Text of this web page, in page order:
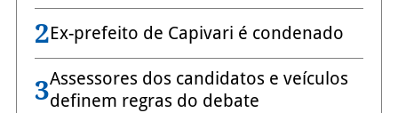
2Ex-prefeito de Capivari é condenado
3Assessores dos candidatos e veículos
definem regras do debate